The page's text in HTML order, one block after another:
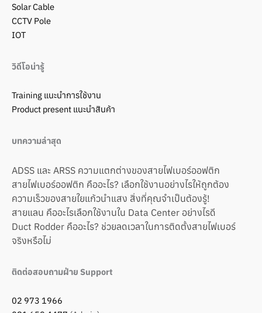
Solar Cable
CCTV Pole
IOT
วิดีโอน่ารู้
Training แนะนำการใช้งาน
Product present แนะนำสินค้า
บทความล่าสุด
ADSS และ ARSS ความแตกต่างของสายไฟเบอร์ออฟติก
สายไฟเบอร์ออฟติก คืออะไร? เลือกใช้งานอย่างไรให้ถูกต้อง
ความเร็วของสายใยแก้วนำแสง สิ่งที่คุณจำเป็นต้องรู้!
สายแลน คืออะไรเลือกใช้งานใน Data Center อย่างไรดี
Duct Rodder คืออะไร? ช่วยลดเวลาในการติดตั้งสายไฟเบอร์
จริงหรือไม่
ติดต่อสอบถามฝ่าย Support
02 973 1966